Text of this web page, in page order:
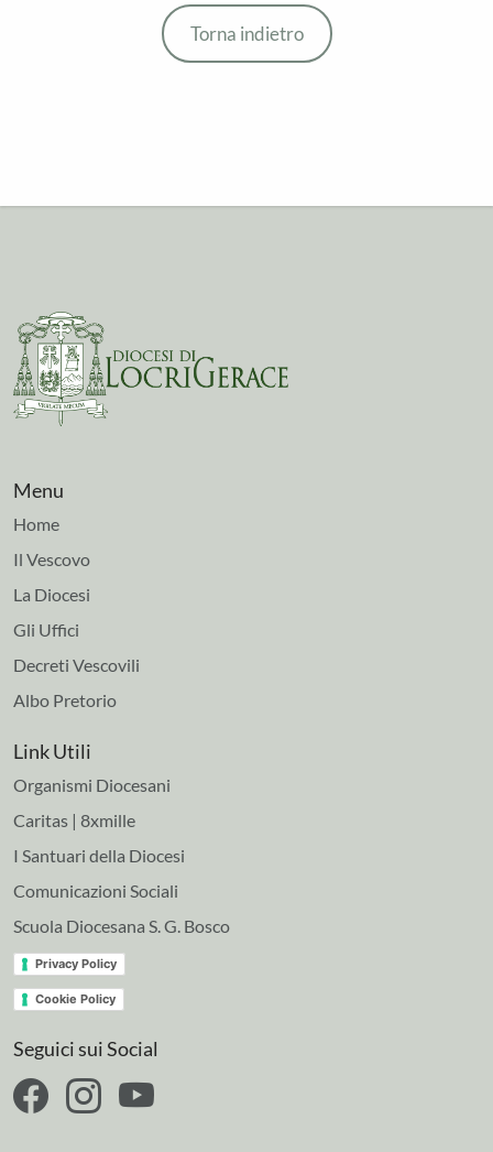
Torna indietro
Menu
Home
Il Vescovo
La Diocesi
Gli Uffici
Decreti Vescovili
Albo Pretorio
Link Utili
Organismi Diocesani
Caritas | 8xmille
I Santuari della Diocesi
Comunicazioni Sociali
Scuola Diocesana S. G. Bosco
Privacy Policy
Cookie Policy
Seguici sui Social